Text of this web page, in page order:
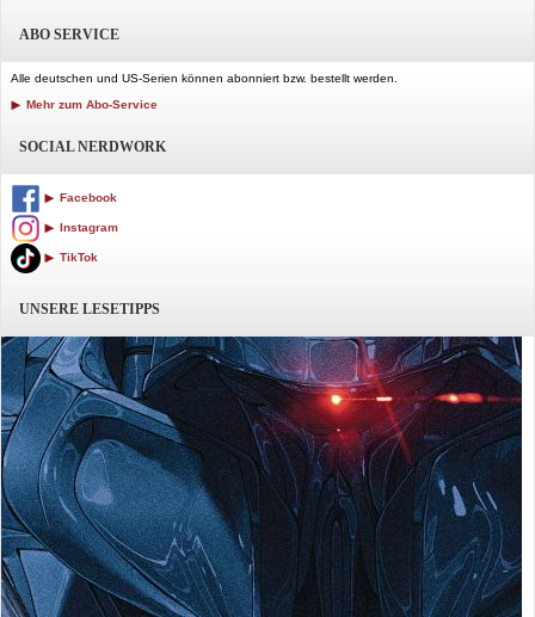
ABO SERVICE
Alle deutschen und US-Serien können abonniert bzw. bestellt werden.
Mehr zum Abo-Service
SOCIAL NERDWORK
Facebook
Instagram
TikTok
UNSERE LESETIPPS